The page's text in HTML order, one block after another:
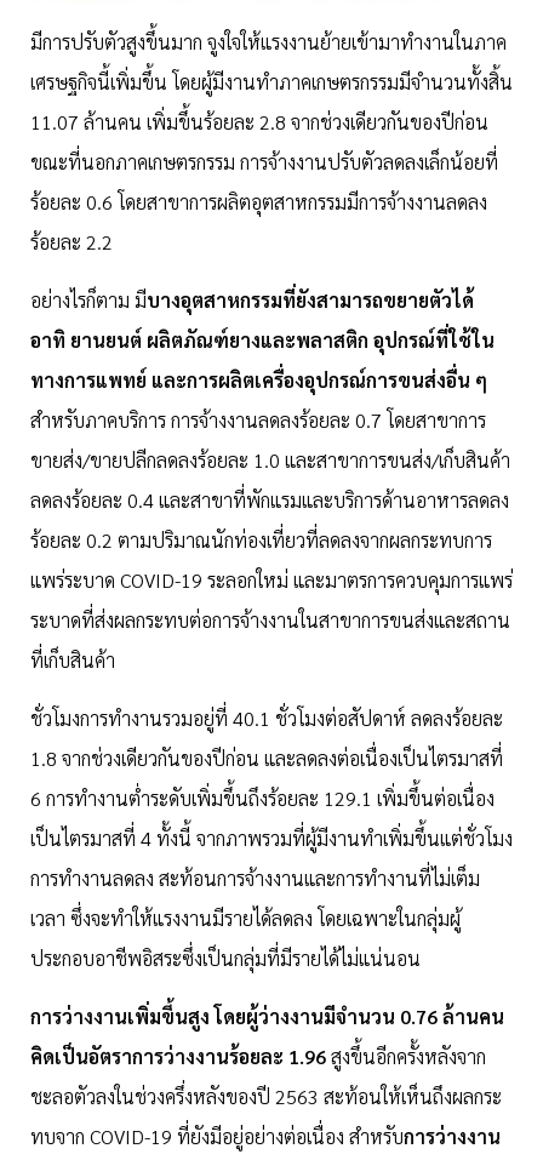
มีการปรับตัวสูงขึ้นมาก จูงใจให้แรงงานย้ายเข้ามาทำงานในภาค
เศรษฐกิจนี้เพิ่มขึ้น โดยผู้มีงานทำภาคเกษตรกรรมมีจำนวนทั้งสิ้น
11.07 ล้านคน เพิ่มขึ้นร้อยละ 2.8 จากช่วงเดียวกันของปีก่อน
ขณะที่นอกภาคเกษตรกรรม การจ้างงานปรับตัวลดลงเล็กน้อยที่
ร้อยละ 0.6 โดยสาขาการผลิตอุตสาหกรรมมีการจ้างงานลดลง
ร้อยละ 2.2
อย่างไรก็ตาม มีบางอุตสาหกรรมที่ยังสามารถขยายตัวได้
อาทิ ยานยนต์ ผลิตภัณฑ์ยางและพลาสติก อุปกรณ์ที่ใช้ใน
ทางการแพทย์ และการผลิตเครื่องอุปกรณ์การขนส่งอื่น ๆ
สำหรับภาคบริการ การจ้างงานลดลงร้อยละ 0.7 โดยสาขาการ
ขายส่ง/ขายปลีกลดลงร้อยละ 1.0 และสาขาการขนส่ง/เก็บสินค้า
ลดลงร้อยละ 0.4 และสาขาที่พักแรมและบริการด้านอาหารลดลง
ร้อยละ 0.2 ตามปริมาณนักท่องเที่ยวที่ลดลงจากผลกระทบการ
แพร่ระบาด COVID-19 ระลอกใหม่ และมาตรการควบคุมการแพร่
ระบาดที่ส่งผลกระทบต่อการจ้างงานในสาขาการขนส่งและสถาน
ที่เก็บสินค้า
ชั่วโมงการทำงานรวมอยู่ที่ 40.1 ชั่วโมงต่อสัปดาห์ ลดลงร้อยละ
1.8 จากช่วงเดียวกันของปีก่อน และลดลงต่อเนื่องเป็นไตรมาสที่
6 การทำงานต่ำระดับเพิ่มขึ้นถึงร้อยละ 129.1 เพิ่มขึ้นต่อเนื่อง
เป็นไตรมาสที่ 4 ทั้งนี้ จากภาพรวมที่ผู้มีงานทำเพิ่มขึ้นแต่ชั่วโมง
การทำงานลดลง สะท้อนการจ้างงานและการทำงานที่ไม่เต็ม
เวลา ซึ่งจะทำให้แรงงานมีรายได้ลดลง โดยเฉพาะในกลุ่มผู้
ประกอบอาชีพอิสระซึ่งเป็นกลุ่มที่มีรายได้ไม่แน่นอน
การว่างงานเพิ่มขึ้นสูง โดยผู้ว่างงานมีจำนวน 0.76 ล้านคน
คิดเป็นอัตราการว่างงานร้อยละ 1.96สูงขึ้นอีกครั้งหลังจาก
ชะลอตัวลงในช่วงครึ่งหลังของปี 2563 สะท้อนให้เห็นถึงผลกระ
ทบจาก COVID-19 ที่ยังมีอยู่อย่างต่อเนื่อง สำหรับการว่างงาน